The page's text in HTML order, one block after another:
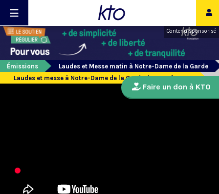
Contenu sponsorisé
Émissions
Laudes et Messe matin à Notre-Dame de la Garde
Laudes et messe à Notre-Dame de la Garde du 21 août 2025
Faire un don à KTO